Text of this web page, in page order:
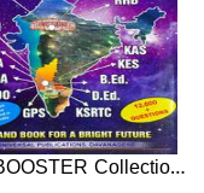
| ರಂಗಸ್ವಾಮಿ
Collection